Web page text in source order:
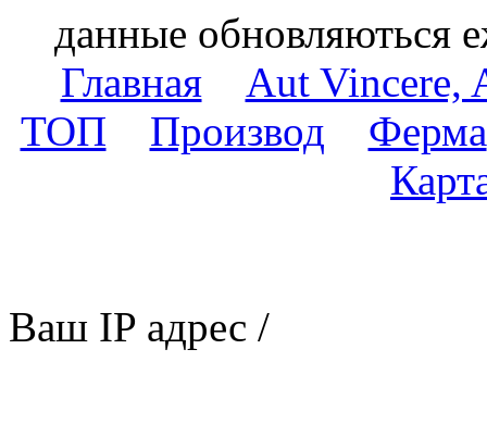
данные обновляються
Главная
Aut Vincere,
ТОП
Производ
Ферма
Ваш IP адрес /